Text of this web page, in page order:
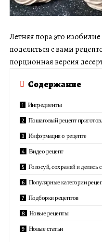
Летняя пора это
поделиться с вами
порционная версия
Содержание
Ингредиенты
Пошаговый рецепт
Информация о рецепте
Видео рецепт
Голосуй, сохраняй и делись
Популярные категории
Подборки рецептов
Новые рецепты
Новые статьи